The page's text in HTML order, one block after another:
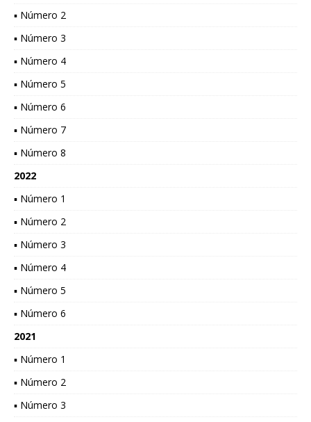
▪ Número 2
▪ Número 3
▪ Número 4
▪ Número 5
▪ Número 6
▪ Número 7
▪ Número 8
2022
▪ Número 1
▪ Número 2
▪ Número 3
▪ Número 4
▪ Número 5
▪ Número 6
2021
▪ Número 1
▪ Número 2
▪ Número 3